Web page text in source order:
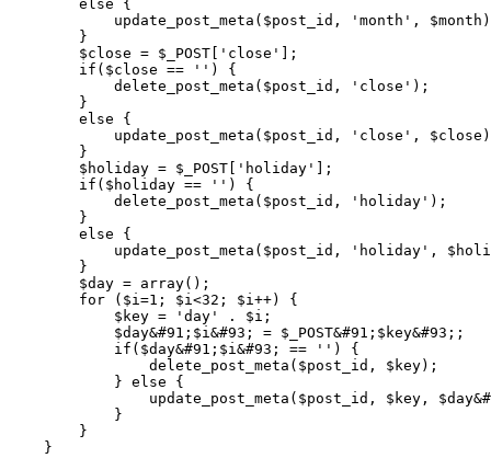
        else {
update_post_meta($post_id, 'month',
        }
        $close = $_POST['close'];
        if($close == '') {
            delete_post_meta($post_id, 'close');
        }
        else {
update_post_meta($post_id, 'close',
        }
        $holiday = $_POST['holiday'];
        if($holiday == '') {
            delete_post_meta($post_id, 'holiday');
        }
        else {
update_post_meta($post_id, 'holiday',
        }
        $day = array();
        for ($i=1; $i<32; $i++) {
            $key = 'day' . $i;
            $day&#91;$i&#93; = $_POST&#91;$key&#93;;
            if($day&#91;$i&#93; == '') {
                delete_post_meta($post_id, $key);
            } else {
update_post_meta($post_id, $key,
            }
        }
    }